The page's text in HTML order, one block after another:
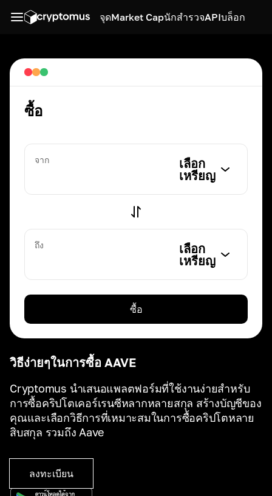
จุดMarket CapนักสำรวจAPIบล็อก
วิธีง่ายๆในการซื้อ AAVE
Cryptomus นำเสนอแพลตฟอร์มที่ใช้งานง่ายสำหรับ
การซื้อคริปโตเคอร์เรนซีหลากหลายสกุล สร้างบัญชีของ
คุณและเลือกวิธีการที่เหมาะสมในการซื้อคริปโตหลาย
สิบสกุล รวมถึง Aave
ลงทะเบียน
ซื้อ
จาก
เลือก
เหรียญ
ถึง
เลือก
เหรียญ
ซื้อ